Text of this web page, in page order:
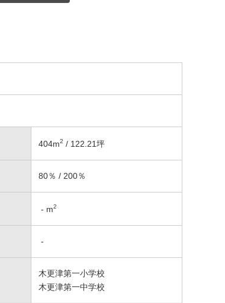
404m2 / 122.21坪
80％ / 200％
- m2
-
木更津第一小学校
木更津第一中学校